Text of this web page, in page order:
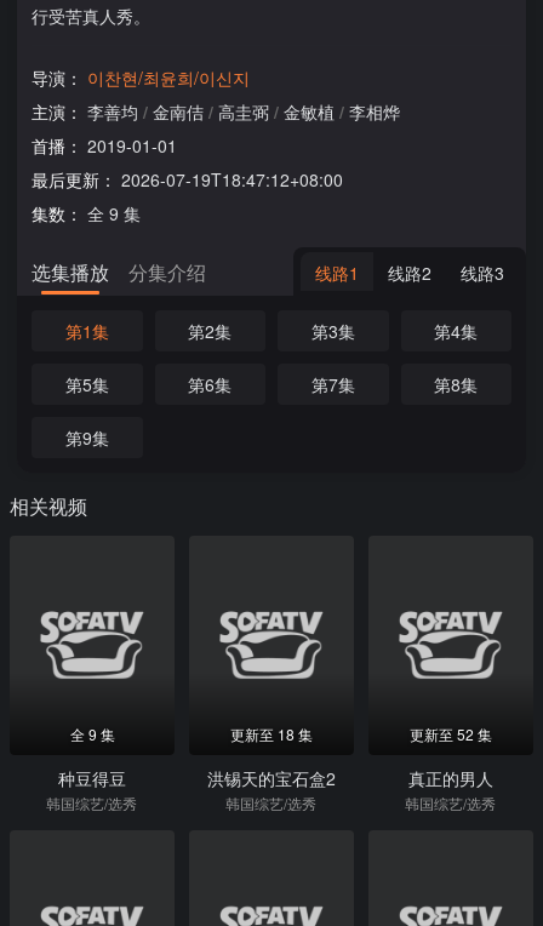
行受苦真人秀。
导演： 이찬현/최윤희/이신지
主演： 李善均 / 金南佶 / 高圭弼 / 金敏植 / 李相烨
首播： 2019-01-01
最后更新： 2026-07-19T18:47:12+08:00
集数： 全 9 集
选集播放 分集介绍 线路1 线路2 线路3
第1集 第2集 第3集 第4集
第5集 第6集 第7集 第8集
第9集
相关视频
全 9 集
种豆得豆
韩国综艺/选秀
更新至 18 集
洪锡天的宝石盒2
韩国综艺/选秀
更新至 52 集
真正的男人
韩国综艺/选秀